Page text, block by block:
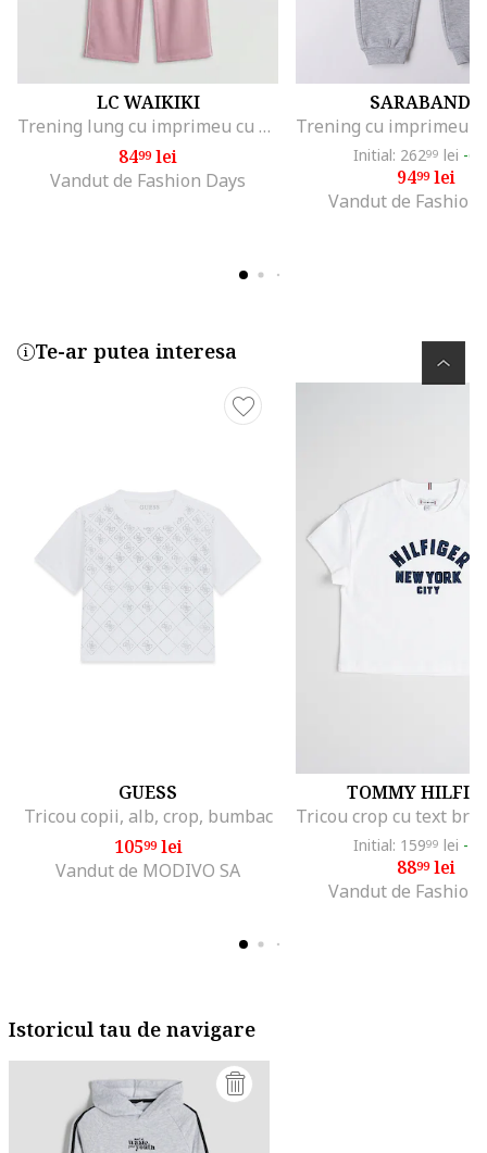
LC WAIKIKI
Trening lung cu imprimeu cu Hello Kitty, Roz aprins/Alb optic/Roz prafuit
8499lei
Vandut de Fashion Days
SARABANDA
Initial: 26299 lei -
9499lei
Vandut de Fashion
Te-ar putea interesa
GUESS
Tricou copii, alb, crop, bumbac
10599lei
Vandut de MODIVO SA
TOMMY
Initial: 15999 lei -
8899lei
Vandut de Fashion
Istoricul tau de navigare